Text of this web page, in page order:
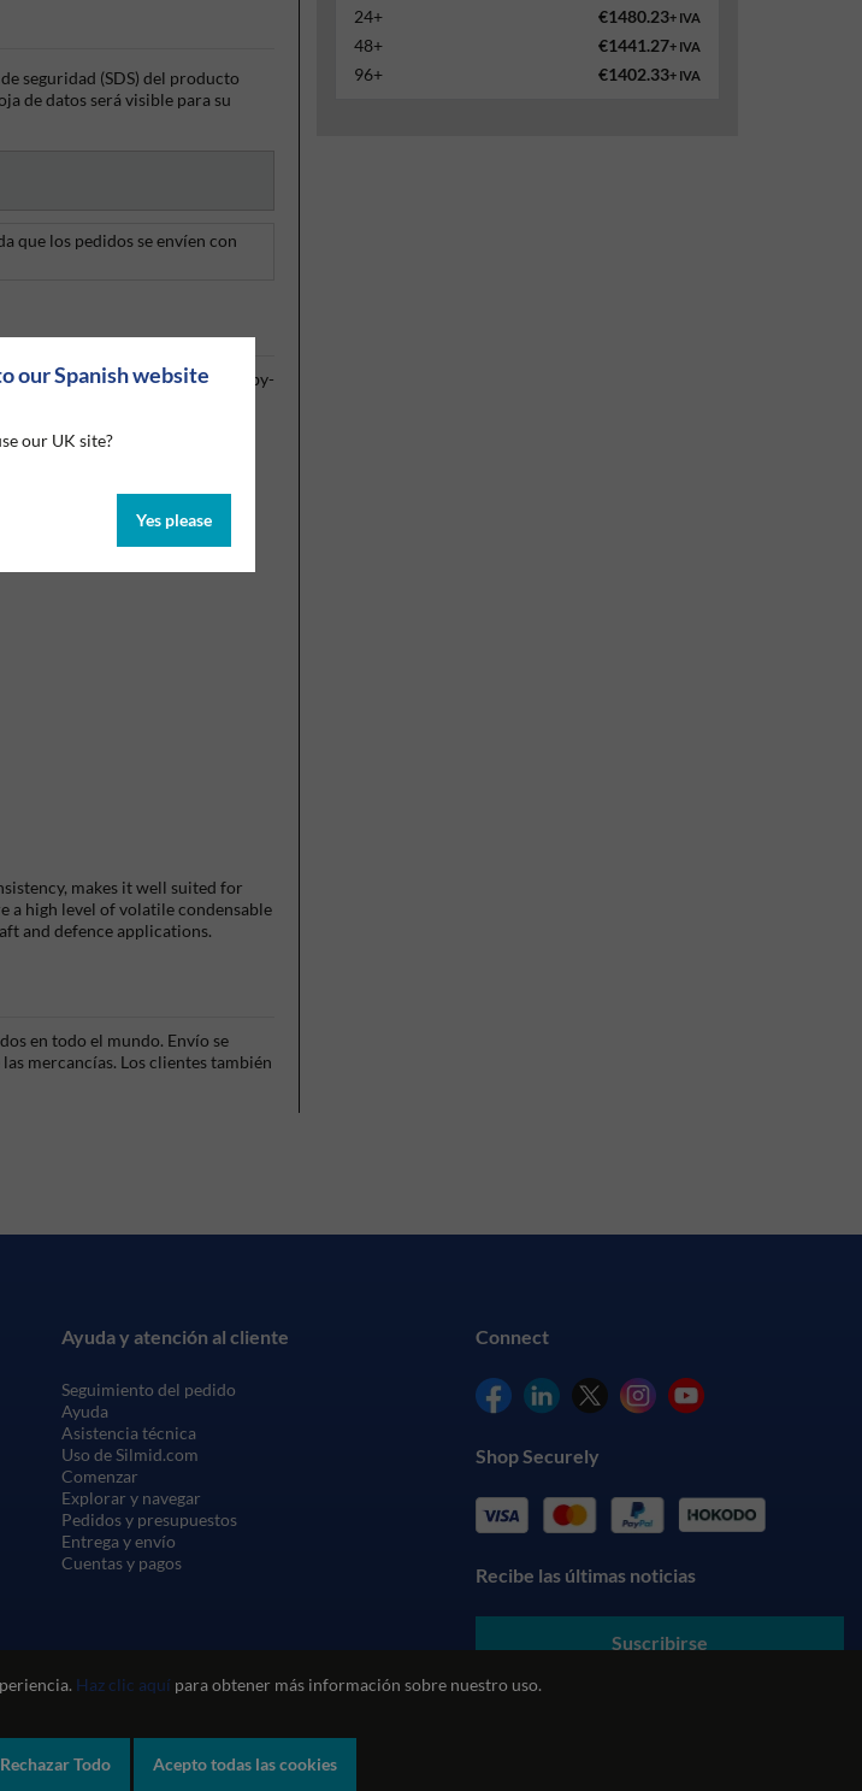
our Spanish website
our UK site?
Yes please
Haz clic aquí para obtener más información sobre nuestro uso.
Rechazar Todo Acepto todas las cookies
24+ €1480.23+ IVA
48+ €1441.27+ IVA
96+ €1402.33+ IVA
seguridad (SDS) del producto
de datos será visible para su
que los pedidos se envíen con
from the sealant surface as a by-
the stringent standards of
allowing application in both
makes it well suited for
a high level of volatile condensable
and defence applications.
en todo el mundo. Envío se
mercancías. Los clientes también
Ayuda y atención al cliente
Seguimiento del pedido
Ayuda
Asistencia técnica
Uso de Silmid.com
Comenzar
Explorar y navegar
Pedidos y presupuestos
Entrega y envío
Cuentas y pagos
Connect
Shop Securely
Recibe las últimas noticias
Suscribirse